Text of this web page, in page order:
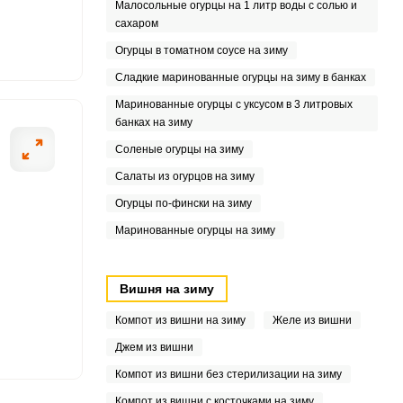
Малосольные огурцы на 1 литр воды с солью и
сахаром
Огурцы в томатном соусе на зиму
Сладкие маринованные огурцы на зиму в банках
Маринованные огурцы с уксусом в 3 литровых
банках на зиму
Соленые огурцы на зиму
Салаты из огурцов на зиму
Огурцы по-фински на зиму
Маринованные огурцы на зиму
Вишня на зиму
Компот из вишни на зиму Желе из вишни
Джем из вишни
Компот из вишни без стерилизации на зиму